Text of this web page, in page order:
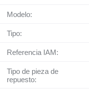
Modelo:
Tipo:
Referencia IAM:
Tipo de pieza de
repuesto: